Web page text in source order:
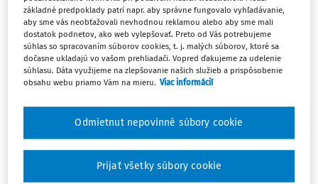
relevantnej právnej normy.
V rovine doslovného jazykového výkladu je
odmeňovanie, resp. spôsob určenia výšky odmeny
viceprimátora[V podmienkach mesta sa pomenovanie
zástupca starostu sa nahrádza označením zástupca
primátora (v komunálnej praxi sa používa aj pomenovanie
zákon ustanovuje označenie námestník primátora.
základné predpoklady patrí napr. aby správne fungovalo vyhľadávanie,
aby sme vás neobťažovali nevhodnou reklamou alebo aby sme mali
dostatok podnetov, ako web vylepšovať. Preto od Vás potrebujeme
súhlas so spracovaním súborov cookies, t. j. malých súborov, ktoré sa
dočasne ukladajú vo vašom prehliadači. Vopred ďakujeme za udelenie
súhlasu. Dáta využijeme na zlepšovanie našich služieb a prispôsobenie
obsahu webu priamo Vám na mieru. Viac informácií
Odmietnut nepovinné súbory cookie
Prijať všetky súbory cookie